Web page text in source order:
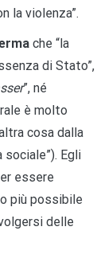
la violenza”.
che “la
di Stato”,
”, né
è molto
cosa dalla
Egli
essere
più possibile
delle